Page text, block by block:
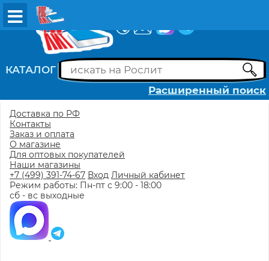
КАТАЛОГ
Расширенный поиск
Доставка по РФ
Контакты
Заказ и оплата
О магазине
Для оптовых покупателей
Наши магазины
+7 (499) 391-74-67 Вход Личный кабинет
Режим работы: Пн-пт с 9:00 - 18:00
сб - вс выходные